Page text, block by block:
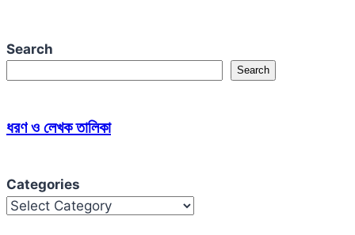
Search
Search
ধরণ ও লেখক তালিকা
Categories